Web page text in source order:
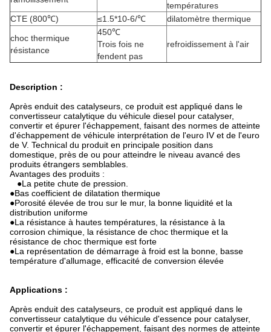
températures
CTE (800℃)
≤1.5*10-6/℃
dilatomètre thermique
choc thermique
résistance
450℃
Trois fois ne
fendent pas
refroidissement à l'air
Description :
Après enduit des catalyseurs, ce produit est appliqué dans le
convertisseur catalytique du véhicule diesel pour catalyser,
convertir et épurer l'échappement, faisant des normes de atteinte
d'échappement de véhicule interprétation de l'euro IV et de l'euro
de V. Technical du produit en principale position dans
domestique, près de ou pour atteindre le niveau avancé des
produits étrangers semblables.
Avantages des produits :
●La petite chute de pression.
●Bas coefficient de dilatation thermique
●Porosité élevée de trou sur le mur, la bonne liquidité et la
distribution uniforme
●La résistance à hautes températures, la résistance à la
corrosion chimique, la résistance de choc thermique et la
résistance de choc thermique est forte
●La représentation de démarrage à froid est la bonne, basse
température d'allumage, efficacité de conversion élevée
Applications :
Après enduit des catalyseurs, ce produit est appliqué dans le
convertisseur catalytique du véhicule d'essence pour catalyser,
convertir et épurer l'échappement, faisant des normes de atteinte